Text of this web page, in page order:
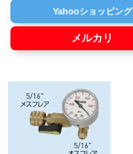
Yahooショッピング
メルカリ